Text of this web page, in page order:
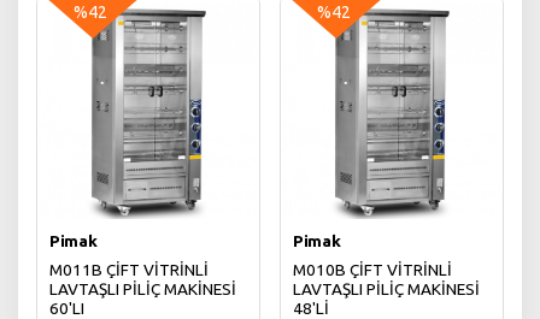
%42
Pimak
M011B ÇİFT VİTRİNLİ
LAVTAŞLI PİLİÇ MAKİNESİ
60'LI
%42
Pimak
M010B ÇİFT VİTRİNLİ
LAVTAŞLI PİLİÇ MAKİNESİ
48'Lİ